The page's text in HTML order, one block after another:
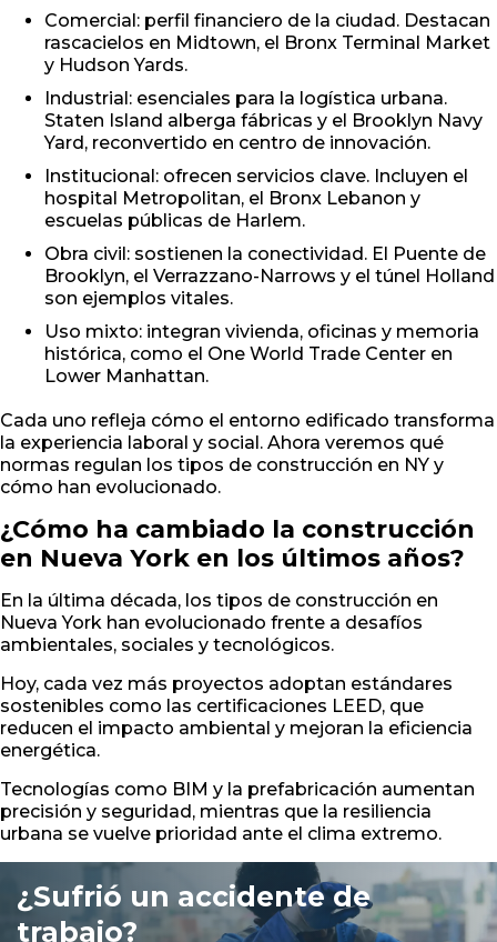
Comercial: perfil financiero de la ciudad. Destacan
rascacielos en Midtown, el Bronx Terminal Market
y Hudson Yards.
Industrial: esenciales para la logística urbana.
Staten Island alberga fábricas y el Brooklyn Navy
Yard, reconvertido en centro de innovación.
Institucional: ofrecen servicios clave. Incluyen el
hospital Metropolitan, el Bronx Lebanon y
escuelas públicas de Harlem.
Obra civil: sostienen la conectividad. El Puente de
Brooklyn, el Verrazzano-Narrows y el túnel Holland
son ejemplos vitales.
Uso mixto: integran vivienda, oficinas y memoria
histórica, como el One World Trade Center en
Lower Manhattan.
Cada uno refleja cómo el entorno edificado transforma
la experiencia laboral y social. Ahora veremos qué
normas regulan los tipos de construcción en NY y
cómo han evolucionado.
¿Cómo ha cambiado la construcción
en Nueva York en los últimos años?
En la última década, los tipos de construcción en
Nueva York han evolucionado frente a desafíos
ambientales, sociales y tecnológicos.
Hoy, cada vez más proyectos adoptan estándares
sostenibles como las certificaciones LEED, que
reducen el impacto ambiental y mejoran la eficiencia
energética.
Tecnologías como BIM y la prefabricación aumentan
precisión y seguridad, mientras que la resiliencia
urbana se vuelve prioridad ante el clima extremo.
¿Sufrió un accidente de
trabajo?